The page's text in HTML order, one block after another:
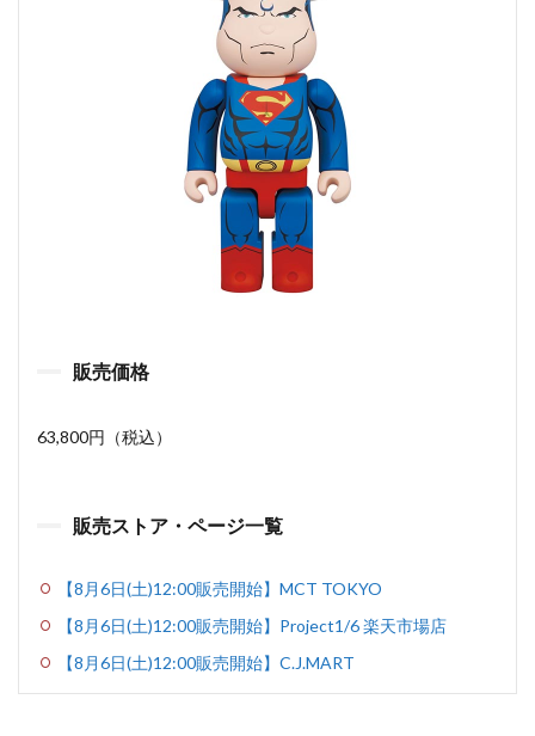
販売価格
63,800円（税込）
販売ストア・ページ一覧
【8月6日(土)12:00販売開始】MCT TOKYO
【8月6日(土)12:00販売開始】Project1/6 楽天市場店
【8月6日(土)12:00販売開始】C.J.MART